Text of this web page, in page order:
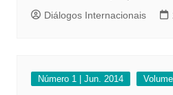
Diálogos Internacionais
Número 1 | Jun. 2014